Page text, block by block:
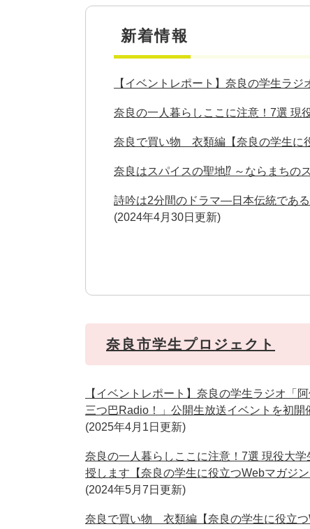
新着情報
【イベントレポート】奈良の学生ラ
奈良の一人暮らしここに注意！7選 現
奈良で買い物 衣類編【奈良の学生に
奈良はスパイスの聖地⁉ ～ならまちの
詩吟は2分間のドラマ—日本伝統であ
2024年4月30日更新
奈良市学生プロジェクト
【イベントレポート】奈良の学生ラジオ「
三つ巴Radio！」公開生放送イベントを初開
2025年4月1日更新
奈良の一人暮らしここに注意！7選 現役大学
授します【奈良の学生に役立つWebマガジン
2024年5月7日更新
奈良で買い物 衣類編【奈良の学生に役立